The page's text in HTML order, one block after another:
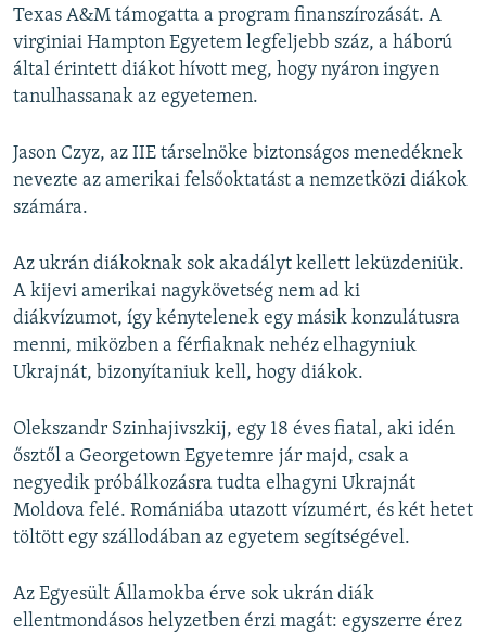
Texas A&M támogatta a program finanszírozását. A
virginiai Hampton Egyetem legfeljebb száz, a háború
által érintett diákot hívott meg, hogy nyáron ingyen
tanulhassanak az egyetemen.
Jason Czyz, az IIE társelnöke biztonságos menedéknek
nevezte az amerikai felsőoktatást a nemzetközi diákok
számára.
Az ukrán diákoknak sok akadályt kellett leküzdeniük.
A kijevi amerikai nagykövetség nem ad ki
diákvízumot, így kénytelenek egy másik konzulátusra
menni, miközben a férfiaknak nehéz elhagyniuk
Ukrajnát, bizonyítaniuk kell, hogy diákok.
Olekszandr Szinhajivszkij, egy 18 éves fiatal, aki idén
ősztől a Georgetown Egyetemre jár majd, csak a
negyedik próbálkozásra tudta elhagyni Ukrajnát
Moldova felé. Romániába utazott vízumért, és két hetet
töltött egy szállodában az egyetem segítségével.
Az Egyesült Államokba érve sok ukrán diák
ellentmondásos helyzetben érzi magát: egyszerre érez